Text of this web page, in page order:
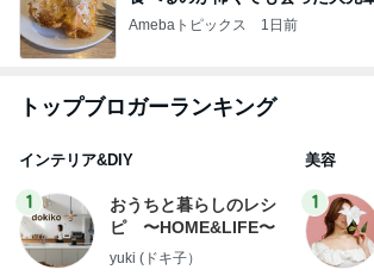
Amebaトピックス 1日前
トップブロガーランキング
インテリア&DIY
1
おうちと暮らしのレシ
ピ 〜HOME&LIFE〜
yuki (ドキ子）
美容
1